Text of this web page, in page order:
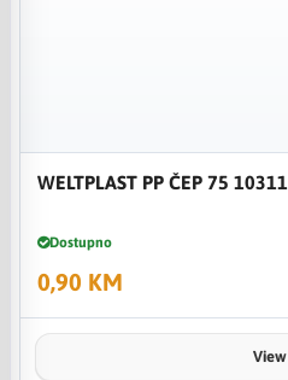
WELTPLAST PP ČEP 75 10311
Dostupno
0,90 KM
View